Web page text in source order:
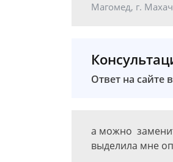
Магомед, г.
Ответ на сайте
а можно
выделила мне